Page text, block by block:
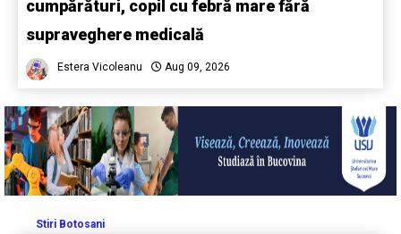
cumpărături, copil cu febră mare fără
supraveghere medicală
Estera Vicoleanu Aug 09, 2026
Stiri Botosani